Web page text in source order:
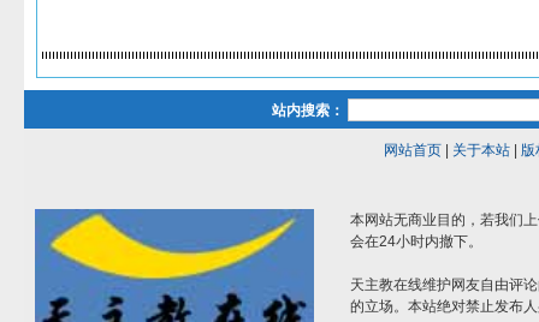
站内搜索：
网站首页| 关于本站| 版
本网站无商业目的，若我们
会在24小时内撤下。
天主教在线维护网友自由评
的立场。本站绝对禁止发布